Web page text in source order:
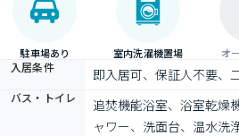
駐車場あり 室内洗濯機置場 オ
入居条件 即入居可、保証人不要、
バス・トイレ
追焚機能浴室、浴室乾燥
ャワー、洗面台、温水洗